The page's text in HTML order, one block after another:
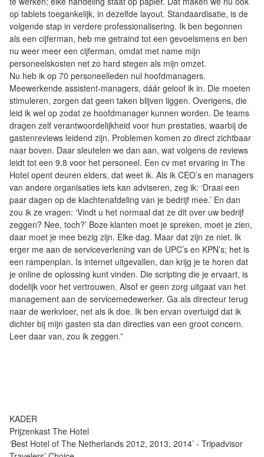
op tablets toegankelijk, in dezelfde layout. Standaardisatie, is de
volgende stap in verdere professionalisering. Ik ben begonnen
als een cijferman, heb me getraind tot een gevoelsmens en ben
nu weer meer een cijferman, omdat met name mijn
personeelskosten net zo hard stegen als mijn omzet.
Nu heb ik op 70 personeelleden nul hoofdmanagers.
Meewerkende assistent-managers, dáár geloof ik in. Die moeten
stimuleren, zorgen dat geen taken blijven liggen. Overigens, die
leid ik wel op zodat ze hoofdmanager kunnen worden. De teams
dragen zelf verantwoordelijkheid voor hun prestaties, waarbij de
gastenreviews leidend zijn. Problemen komen zo direct zichtbaar
naar boven. Daar sleutelen we dan aan, wat volgens de reviews
leidt tot een 9.8 voor het personeel. Een cv met ervaring in The
Hotel opent deuren elders, dat weet ik. Als ik CEO’s en managers
van andere organisaties iets kan adviseren, zeg ik: ‘Draai een
paar dagen op de klachtenafdeling van je bedrijf mee.’ En dan
zou ik ze vragen: ‘Vindt u het normaal dat ze dit over uw bedrijf
zeggen? Nee, toch?’ Boze klanten moet je spreken, moet je zien,
daar moet je mee bezig zijn. Elke dag. Maar dat zijn ze niet. Ik
erger me aan de serviceverlening van de UPC’s en KPN’s; het is
een rampenplan. Is internet uitgevallen, dan krijg je te horen dat
je online de oplossing kunt vinden. Die scripting die je ervaart, is
dodelijk voor het vertrouwen. Alsof er geen zorg uitgaat van het
management aan de servicemedewerker. Ga als directeur terug
naar de werkvloer, net als ik doe. Ik ben ervan overtuigd dat ik
dichter bij mijn gasten sta dan directies van een groot concern.
Leer daar van, zou ik zeggen.”
KADER
Prijzenkast The Hotel
‘Best Hotel of The Netherlands 2012, 2013, 2014’ - Tripadvisor